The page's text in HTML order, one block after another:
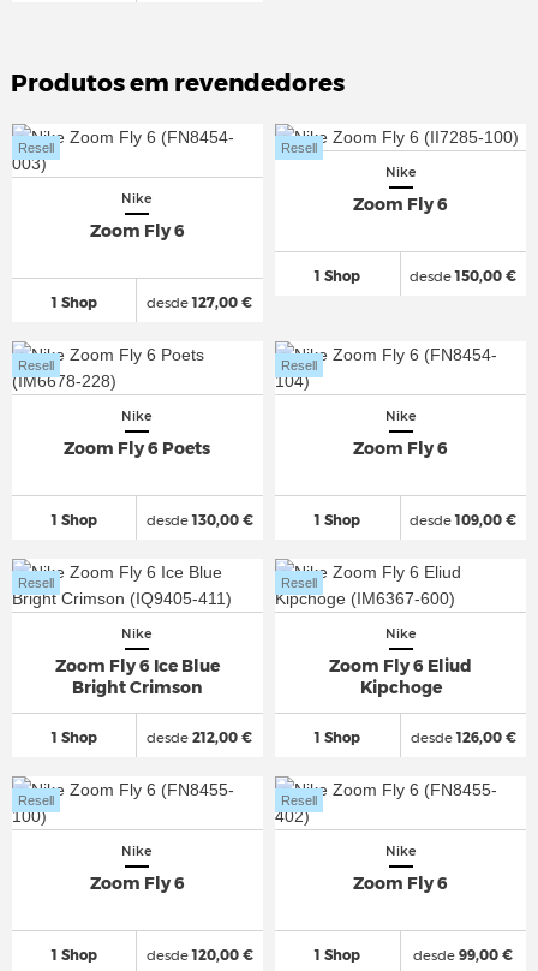
Produtos em revendedores
Nike
Zoom Fly 6
1 Shop
Resell
desde127,00 €
Nike
Zoom Fly 6
1 Shop
Resell
desde150,00 €
Nike
Zoom Fly 6 Poets
1 Shop
Resell
desde130,00 €
Nike
Zoom Fly 6
1 Shop
Resell
desde109,00 €
Nike
Zoom Fly 6 Ice Blue
Bright Crimson
1 Shop
Resell
desde 212,00 €
Nike
Zoom Fly 6 Eliud
Kipchoge
1 Shop
Resell
desde126,00 €
Nike
Zoom Fly 6
1 Shop
Resell
desde120,00 €
Nike
Zoom Fly 6
1 Shop
Resell
desde 99,00 €